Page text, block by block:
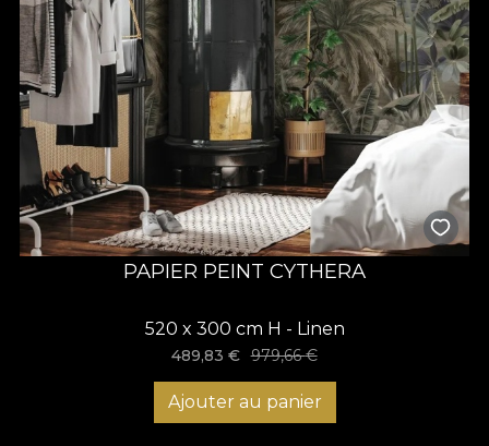
PAPIER PEINT CYTHERA
520 x 300 cm H - Linen
489,83€ 979,66€
Ajouter au panier